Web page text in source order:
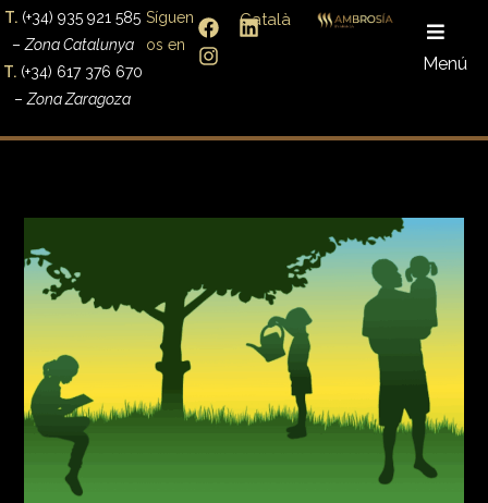
T. (+34) 935 921 585
–Zona Catalunya
T.(+34) 617 376 670
–Zona Zaragoza
Síguen
os en
Català
Menú